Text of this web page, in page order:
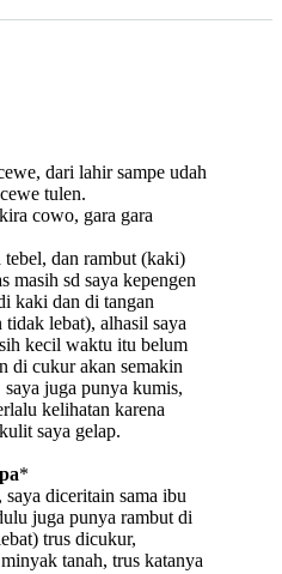
dari lahir sampe udah
tulen.
cowo, gara gara
tebel, dan rambut (kaki)
masih sd saya kepengen
kaki dan di tangan
tidak lebat), alhasil saya
kecil waktu itu belum
di cukur akan semakin
juga punya kumis,
kelihatan karena
saya gelap.
*
saya diceritain sama ibu
juga punya rambut di
trus dicukur,
tanah, trus katanya